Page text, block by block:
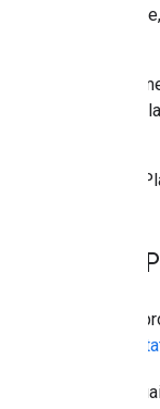
Place
dan Lama) juga
(Baru dan Lama),
berlaku untuk
Places
berlaku untuk (a)